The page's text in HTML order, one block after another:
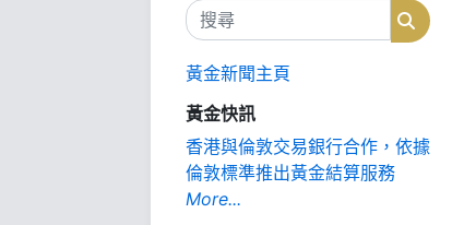
搜尋 搜尋
黃金新聞主頁
黃金快訊
香港與倫敦交易銀行合作，依據
倫敦標準推出黃金結算服務
More...